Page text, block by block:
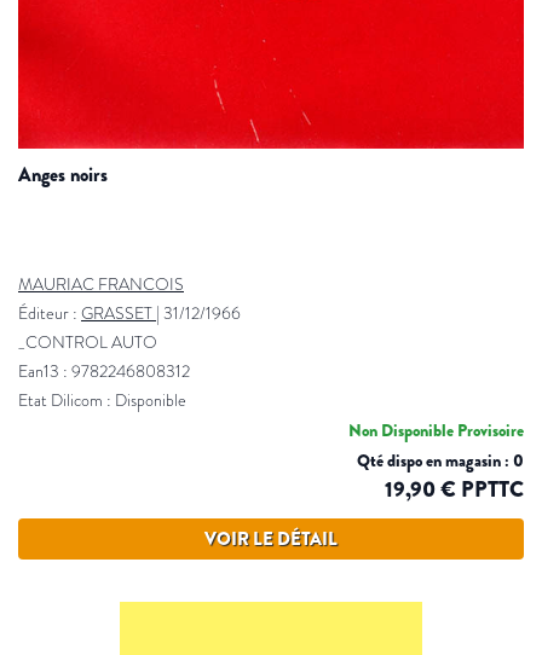
anges noirs
MAURIAC FRANCOIS
Éditeur : GRASSET | 31/12/1966
_CONTROL AUTO
Ean13 : 9782246808312
Etat Dilicom : Disponible
Non Disponible Provisoire
Qté dispo en magasin : 0
19,90 € PPTTC
VOIR LE DÉTAIL